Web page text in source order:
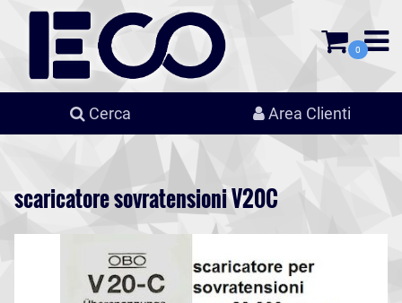
0
Cerca Area Clienti
scaricatore sovratensioni V20C